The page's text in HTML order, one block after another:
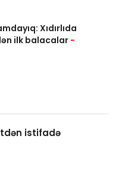
Xıdırlıda
ilk balacalar-
istifadə